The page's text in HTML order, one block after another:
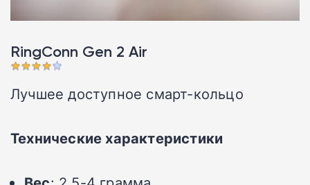
RingConn Gen 2 Air
Лучшее доступное смарт-кольцо
Технические характеристики